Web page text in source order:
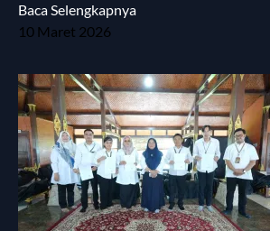
Baca Selengkapnya
10 Maret 2026